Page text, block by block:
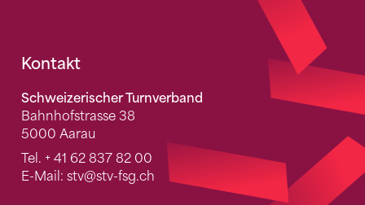
Fusszeile
Kontakt
Schweizerischer Turnverband
Bahnhofstrasse 38
5000 Aarau
Tel. + 41 62 837 82 00
E-Mail: stv@stv-fsg.ch